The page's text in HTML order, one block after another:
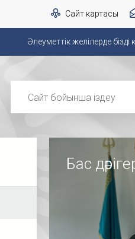
Сайт картасы
Әлеуметтік желілерде
Бас